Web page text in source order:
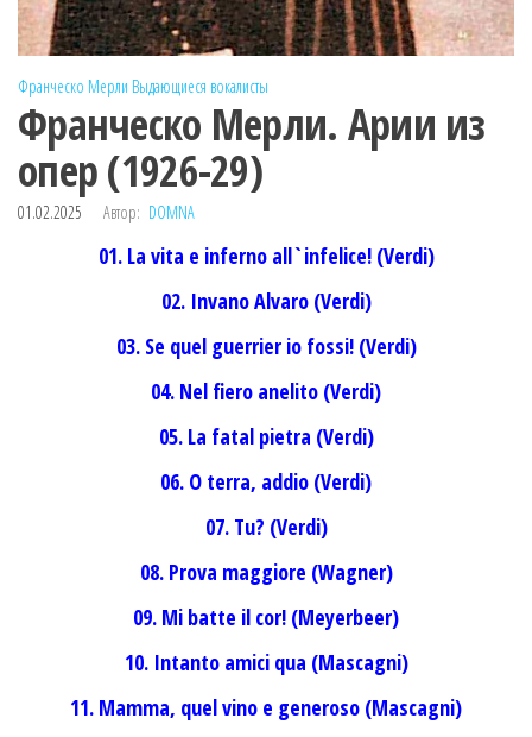
Франческо Мерли Выдающиеся вокалисты
Франческо Мерли. Арии из
опер (1926-29)
01.02.2025 Автор: DOMNA
01. La vita e inferno all`infelice! (Verdi)
02. Invano Alvaro (Verdi)
03. Se quel guerrier io fossi! (Verdi)
04. Nel fiero anelito (Verdi)
05. La fatal pietra (Verdi)
06. O terra, addio (Verdi)
07. Tu? (Verdi)
08. Prova maggiore (Wagner)
09. Mi batte il cor! (Meyerbeer)
10. Intanto amici qua (Mascagni)
11. Mamma, quel vino e generoso (Mascagni)